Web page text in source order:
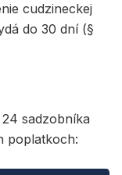
cudzineckej
do 30 dní (§
sadzobníka
poplatkoch: